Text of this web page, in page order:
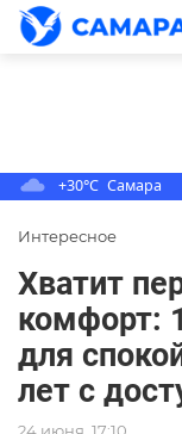
+30°C Самара
Интересное
Хватит
комфорт:
для
лет с